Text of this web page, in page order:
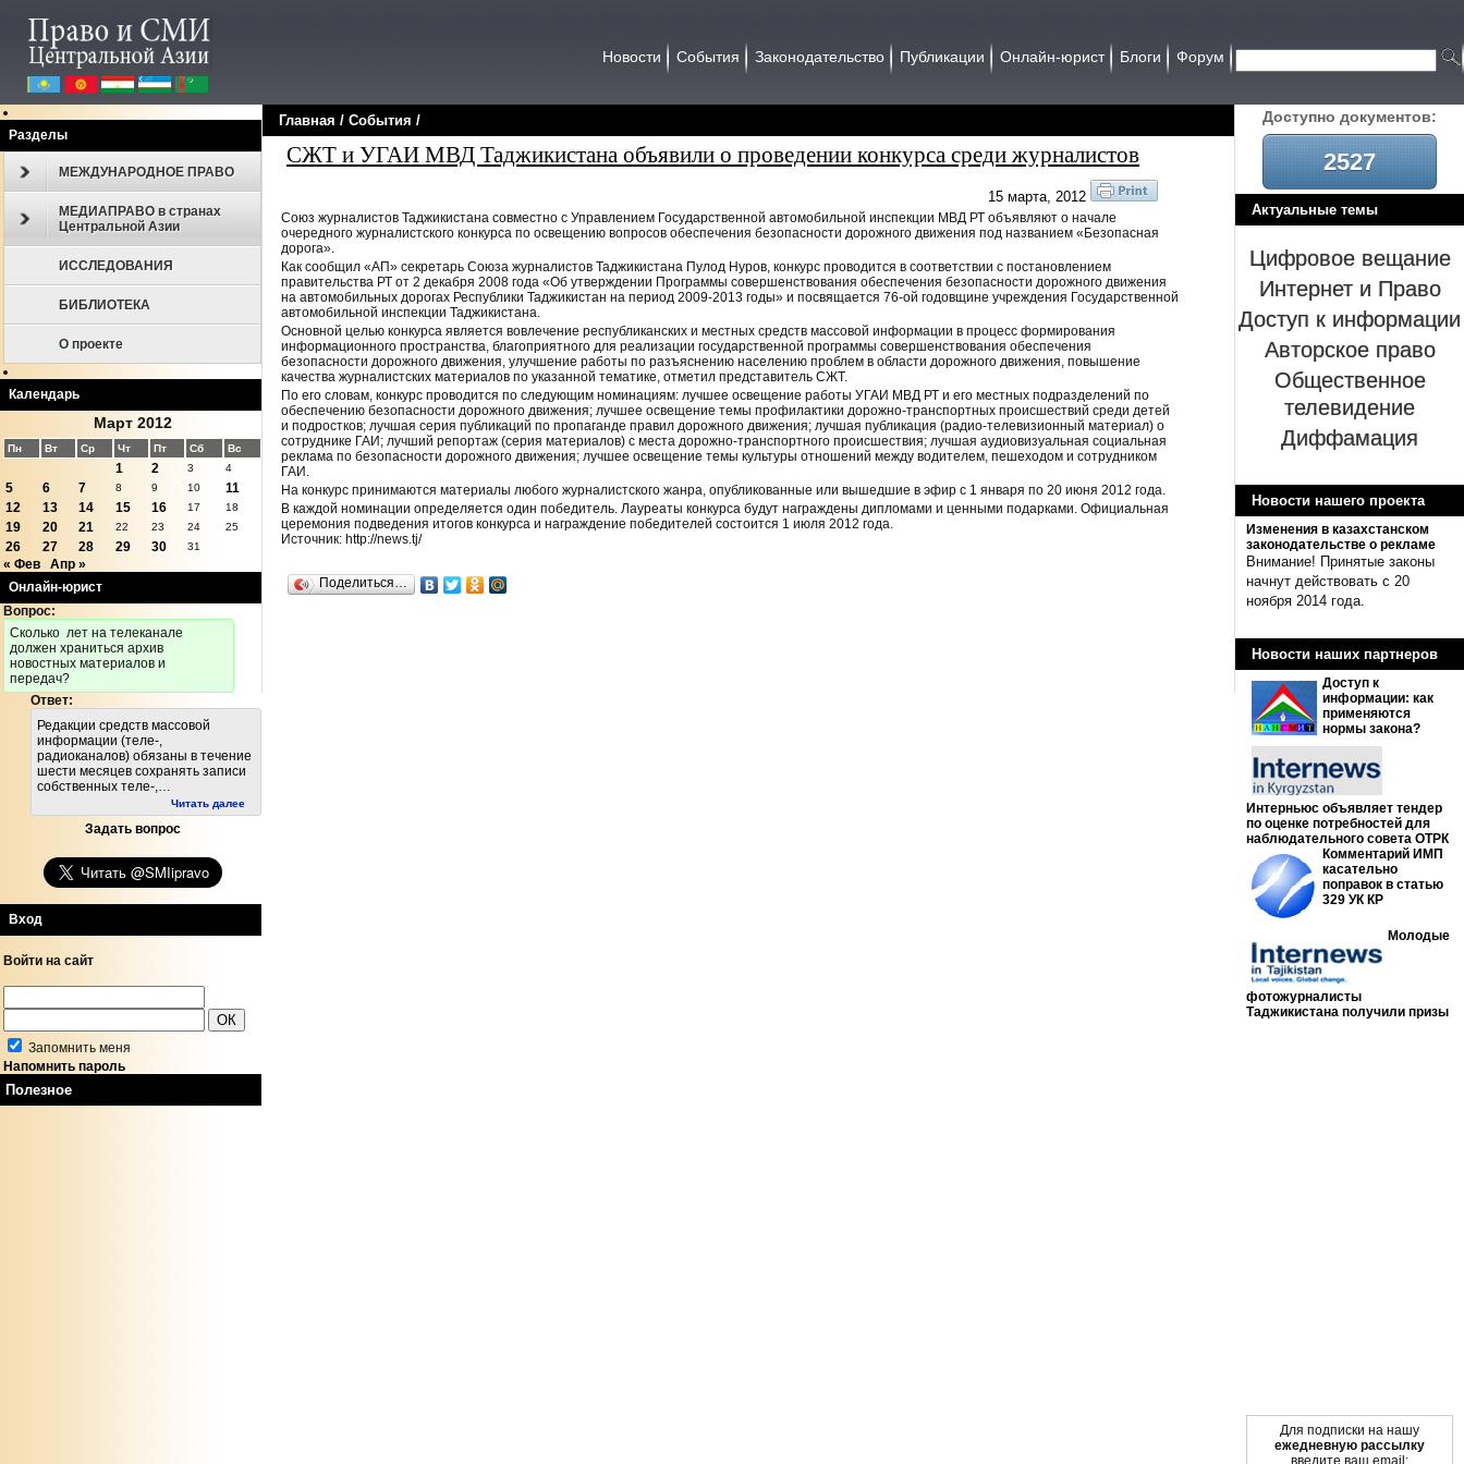
Новости События Законодательство Публикации Онлайн-юрист Блоги Форум
Доcтупно документов:
2527
Актуальные темы
Цифровое вещание
Интернет и Право
Доступ к информации
Авторское право
Общественное
телевидение
Диффамация
Новости нашего проекта
Изменения в казахстанском
законодательстве о рекламе
Внимание! Принятые законы
начнут действовать с 20
ноября 2014 года.
Новости наших партнеров
Доступ к
информации: как
применяются
нормы закона?
Интерньюс объявляет тендер
по оценке потребностей для
наблюдательного совета ОТРК
Комментарий ИМП
касательно
поправок в статью
329 УК КР
Молодые
фотожурналисты
Таджикистана получили призы
Для подписки на нашу
ежедневную рассылку
введите ваш email:
Разделы
МЕЖДУНАРОДНОЕ ПРАВО
МЕДИАПРАВО в странах
Центральной Азии
ИССЛЕДОВАНИЯ
БИБЛИОТЕКА
О проекте
Календарь
Март 2012
Пн Вт Ср Чт Пт Сб Вс
1 2 3 4
5 6 7 8 9 10
11
12
13 14 15 16 17 18
19 20 21 22 23 24 25
26 27 28 29 30 31
« Фев
Апр »
Онлайн-юрист
Вопрос:
Cколько лет на телеканале
должен храниться архив
новостных материалов и
передач?
Ответ:
Редакции средств массовой
информации (теле-,
радиоканалов) обязаны в течение
шести месяцев сохранять записи
собственных теле-,…
Читать далее
Задать вопрос
Вход
Войти на сайт
Запомнить меня
Напомнить пароль
Полезное
Главная / События /
СЖТ и УГАИ МВД Таджикистана объявили о проведении конкурса среди журналистов
15 марта, 2012
Союз журналистов Таджикистана совместно с Управлением Государственной автомобильной инспекции МВД РТ объявляют о начале
очередного журналистского конкурса по освещению вопросов обеспечения безопасности дорожного движения под названием «Безопасная
дорога».
Как сообщил «АП» секретарь Союза журналистов Таджикистана Пулод Нуров, конкурс проводится в соответствии с постановлением
правительства РТ от 2 декабря 2008 года «Об утверждении Программы совершенствования обеспечения безопасности дорожного движения
на автомобильных дорогах Республики Таджикистан на период 2009-2013 годы» и посвящается 76-ой годовщине учреждения Государственной
автомобильной инспекции Таджикистана.
Основной целью конкурса является вовлечение республиканских и местных средств массовой информации в процесс формирования
информационного пространства, благоприятного для реализации государственной программы совершенствования обеспечения
безопасности дорожного движения, улучшение работы по разъяснению населению проблем в области дорожного движения, повышение
качества журналистских материалов по указанной тематике, отметил представитель СЖТ.
По его словам, конкурс проводится по следующим номинациям: лучшее освещение работы УГАИ МВД РТ и его местных подразделений по
обеспечению безопасности дорожного движения; лучшее освещение темы профилактики дорожно-транспортных происшествий среди детей
и подростков; лучшая серия публикаций по пропаганде правил дорожного движения; лучшая публикация (радио-телевизионный материал) о
сотруднике ГАИ; лучший репортаж (серия материалов) с места дорожно-транспортного происшествия; лучшая аудиовизуальная социальная
реклама по безопасности дорожного движения; лучшее освещение темы культуры отношений между водителем, пешеходом и сотрудником
ГАИ.
На конкурс принимаются материалы любого журналистского жанра, опубликованные или вышедшие в эфир с 1 января по 20 июня 2012 года.
В каждой номинации определяется один победитель. Лауреаты конкурса будут награждены дипломами и ценными подарками. Официальная
церемония подведения итогов конкурса и награждение победителей состоится 1 июля 2012 года.
Источник: http://news.tj/
Поделиться…